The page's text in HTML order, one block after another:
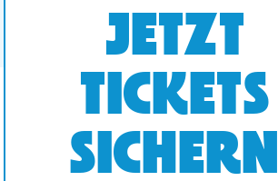
JETZT
TICKETS
SICHERN